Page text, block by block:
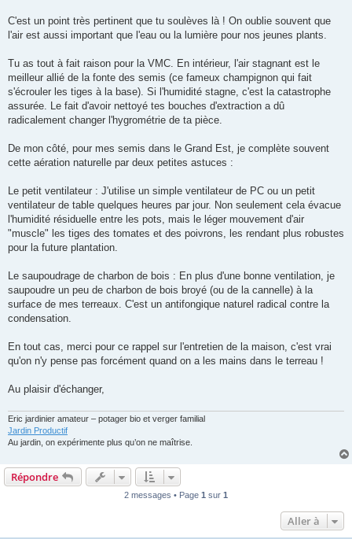
g
C'est un point très pertinent que tu soulèves là ! On oublie souvent que
l'air est aussi important que l'eau ou la lumière pour nos jeunes plants.
Tu as tout à fait raison pour la VMC. En intérieur, l'air stagnant est le
meilleur allié de la fonte des semis (ce fameux champignon qui fait
s'écrouler les tiges à la base). Si l'humidité stagne, c'est la catastrophe
assurée. Le fait d'avoir nettoyé tes bouches d'extraction a dû
radicalement changer l'hygrométrie de ta pièce.
De mon côté, pour mes semis dans le Grand Est, je complète souvent
cette aération naturelle par deux petites astuces :
Le petit ventilateur : J'utilise un simple ventilateur de PC ou un petit
ventilateur de table quelques heures par jour. Non seulement cela évacue
l'humidité résiduelle entre les pots, mais le léger mouvement d'air
"muscle" les tiges des tomates et des poivrons, les rendant plus robustes
pour la future plantation.
Le saupoudrage de charbon de bois : En plus d'une bonne ventilation, je
saupoudre un peu de charbon de bois broyé (ou de la cannelle) à la
surface de mes terreaux. C'est un antifongique naturel radical contre la
condensation.
En tout cas, merci pour ce rappel sur l'entretien de la maison, c'est vrai
qu'on n'y pense pas forcément quand on a les mains dans le terreau !
Au plaisir d'échanger,
Eric jardinier amateur – potager bio et verger familial
Jardin Productif
Au jardin, on expérimente plus qu’on ne maîtrise.
Répondre
2 messages • Page 1 sur 1
Aller à